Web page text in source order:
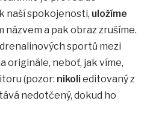
naší spokojenosti, uložíme
názvem a pak obraz zrušíme.
sportů mezi
originále, neboť, jak víme,
(pozor: nikolieditovaný z
nedotčený, dokud ho